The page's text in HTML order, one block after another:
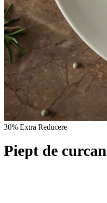
30% Extra Reducere
Piept de